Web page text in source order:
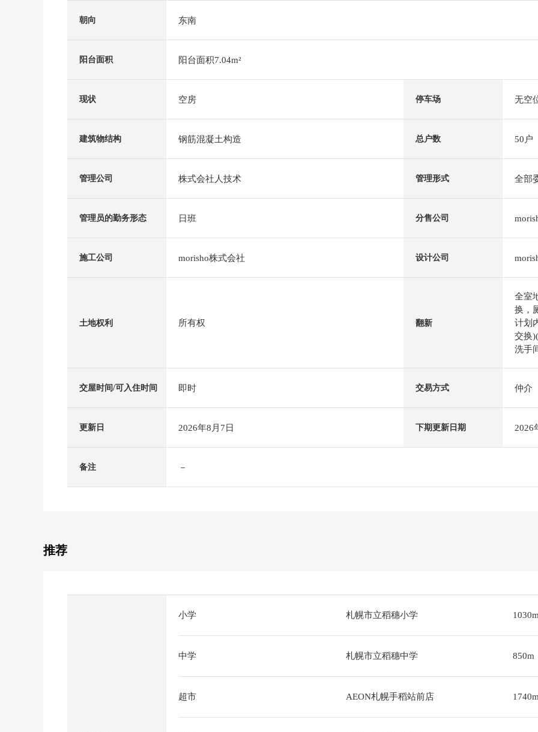
朝向 东南
阳台面积 阳台面积7.04m²
现状 空房 停车场 无空
建筑物结构 钢筋混凝土构造 总户数 50户
管理公司 株式会社人技术 管理形式 全部
管理员的勤务形态 日班 分售公司
施工公司 morisho株式会社 设计公司
土地权利 所有权 翻新
全室
换，
计划
交换
洗手
交屋时间/可入住时间 即时 交易方式 仲介
更新日 2026年8月7日 下期更新日期 2026
备注 －
推荐
小学 札幌市立稻穗小学
中学 札幌市立稻穗中学 850m
超市 AEON札幌手稻站前店